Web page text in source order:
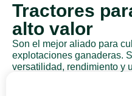
Tractores
alto valor
Son el mejor aliado para
explotaciones ganaderas.
versatilidad, rendimiento y